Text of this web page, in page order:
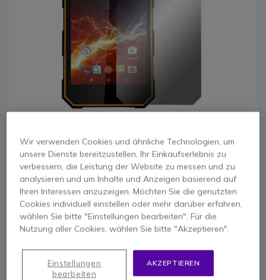
Gehärtetes
Schutzglas für
MyPhone Hammer
Energy
Produkt-Referenz: MYPHONEENERGYTG // Hersteller-Referenz:
Zum Anfang der Bildgalerie springen
Wir verwenden Cookies und ähnliche Technologien, um
unsere Dienste bereitzustellen, Ihr Einkaufserlebnis zu
verbessern, die Leistung der Website zu messen und zu
analysieren und um Inhalte und Anzeigen basierend auf
Ihren Interessen anzuzeigen. Möchten Sie die genutzten
Cookies individuell einstellen oder mehr darüber erfahren,
wählen Sie bitte "Einstellungen bearbeiten". Für die
Nutzung aller Cookies, wählen Sie bitte "Akzeptieren".
AKZEPTIEREN
Einstellungen
bearbeiten